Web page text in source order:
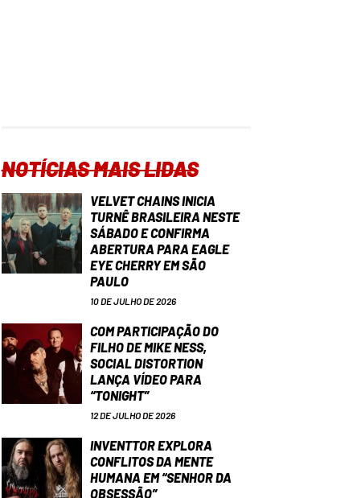
NOTÍCIAS MAIS LIDAS
VELVET CHAINS INICIA
TURNÊ BRASILEIRA NESTE
SÁBADO E CONFIRMA
ABERTURA PARA EAGLE
EYE CHERRY EM SÃO
PAULO
10 DE JULHO DE 2026
COM PARTICIPAÇÃO DO
FILHO DE MIKE NESS,
SOCIAL DISTORTION
LANÇA VÍDEO PARA
“TONIGHT”
12 DE JULHO DE 2026
INVENTTOR EXPLORA
CONFLITOS DA MENTE
HUMANA EM “SENHOR DA
OBSESSÃO”